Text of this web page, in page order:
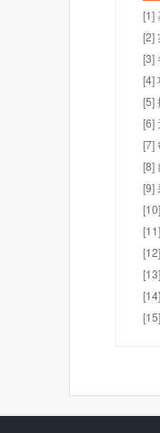
[1]
[2]
[3]
[4]
[5]
[6]
[7]
[8]
[9]